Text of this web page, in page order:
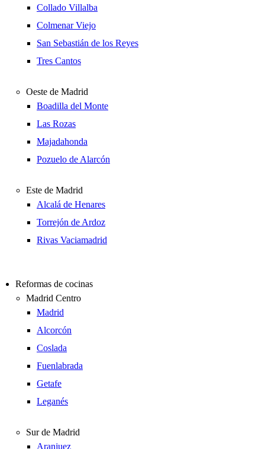
Collado Villalba
Colmenar Viejo
San Sebastián de los Reyes
Tres Cantos
Oeste de Madrid
Boadilla del Monte
Las Rozas
Majadahonda
Pozuelo de Alarcón
Este de Madrid
Alcalá de Henares
Torrejón de Ardoz
Rivas Vaciamadrid
Reformas de cocinas
Madrid Centro
Madrid
Alcorcón
Coslada
Fuenlabrada
Getafe
Leganés
Sur de Madrid
Aranjuez